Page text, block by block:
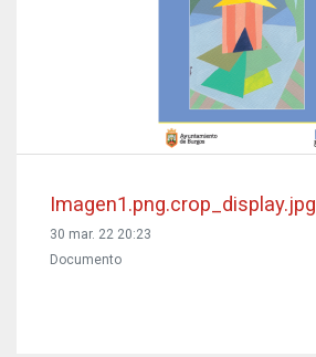
Imagen1.png.crop_display.jpg
30 mar. 22 20:23
Documento